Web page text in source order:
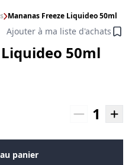
Mananas Freeze Liquideo 50ml
Ajouter à ma liste d'achats
50ml
1
panier